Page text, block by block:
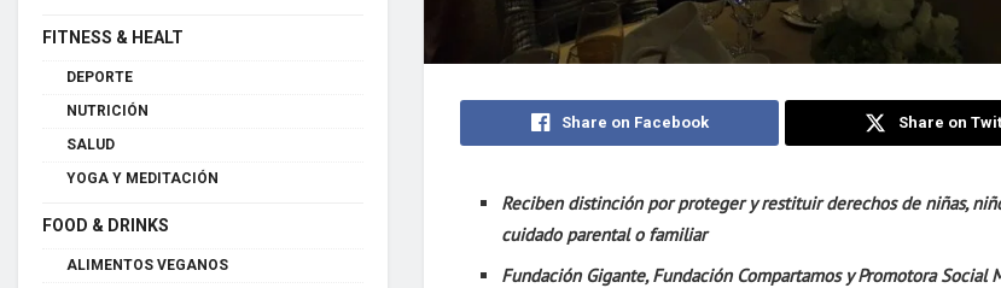
Share on Facebook Share on
Reciben distinción por proteger y restituir derechos de niñas,
cuidado parental o familiar
Fundación Gigante, Fundación Compartamos y Promotora Social
FITNESS & HEALT
DEPORTE
NUTRICIÓN
SALUD
YOGA Y MEDITACIÓN
FOOD & DRINKS
ALIMENTOS VEGANOS